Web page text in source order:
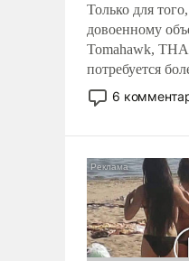
Только для
довоенному
Tomahawk,
потребуется
небольшая
опустошила
уязвимости
Китаем.
6